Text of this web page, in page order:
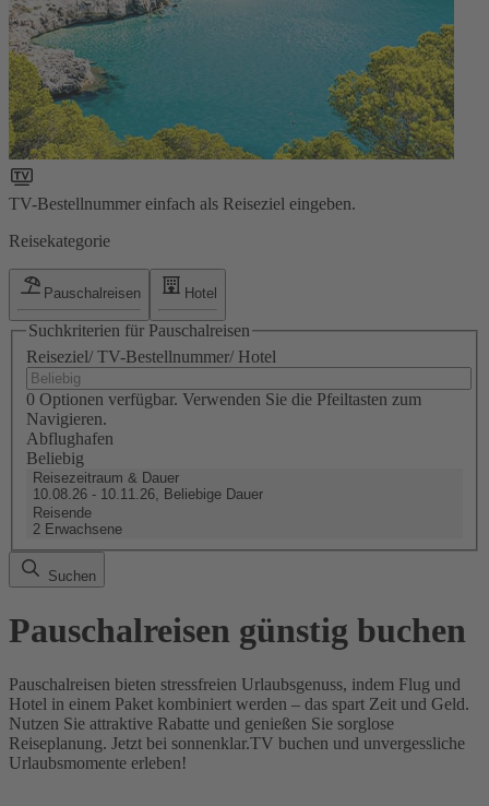
TV-Bestellnummer einfach als Reiseziel eingeben.
Reisekategorie
Pauschalreisen Hotel
Suchkriterien für Pauschalreisen
Reiseziel/ TV-Bestellnummer/ Hotel
0 Optionen verfügbar. Verwenden Sie die Pfeiltasten zum
Navigieren.
Abflughafen
Beliebig
Reisezeitraum & Dauer
10.08.26 - 10.11.26, Beliebige Dauer
Reisende
2 Erwachsene
Suchen
Pauschalreisen günstig buchen
Pauschalreisen bieten stressfreien Urlaubsgenuss, indem Flug und
Hotel in einem Paket kombiniert werden – das spart Zeit und Geld.
Nutzen Sie attraktive Rabatte und genießen Sie sorglose
Reiseplanung. Jetzt bei sonnenklar.TV buchen und unvergessliche
Urlaubsmomente erleben!